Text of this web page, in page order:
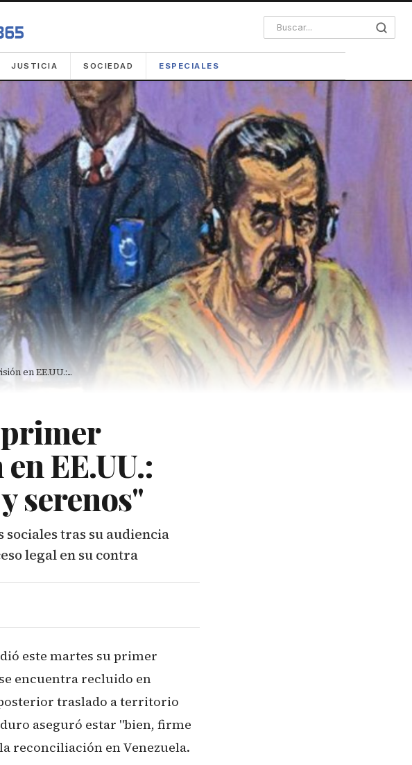
JUSTICIA SOCIEDAD ESPECIALES
en EE.UU.:...
EE.UU.:
serenos"
tras su audiencia
legal en su contra
este martes su primer
encuentra recluido en
traslado a territorio
aseguró estar "bien, firme
reconciliación en Venezuela.